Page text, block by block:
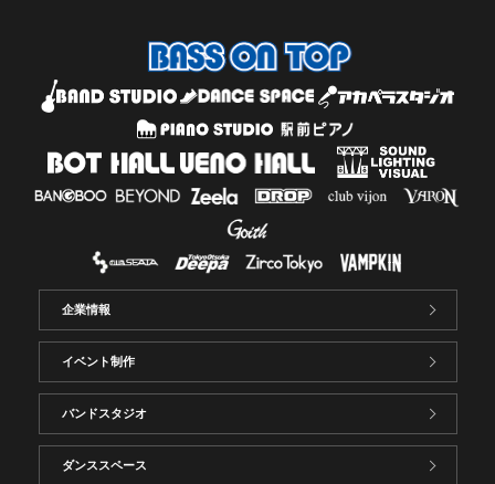
企業情報
イベント制作
バンドスタジオ
ダンススペース